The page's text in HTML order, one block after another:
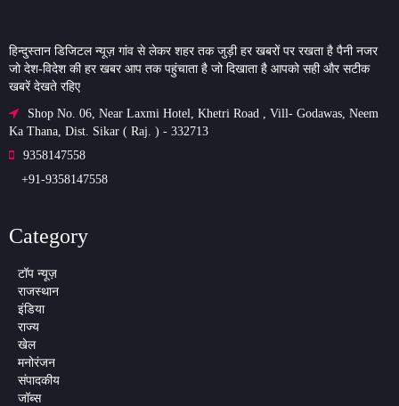
हिन्दुस्तान डिजिटल न्यूज़ गांव से लेकर शहर तक जुड़ी हर खबरों पर रखता है पैनी नजर
जो देश-विदेश की हर खबर आप तक पहुंचाता है जो दिखाता है आपको सही और सटीक
खबरें देखते रहिए
Shop No. 06, Near Laxmi Hotel, Khetri Road , Vill- Godawas, Neem
Ka Thana, Dist. Sikar ( Raj. ) - 332713
9358147558
+91-9358147558
Category
टॉप न्यूज़
राजस्थान
इंडिया
राज्य
खेल
मनोरंजन
संपादकीय
जॉब्स